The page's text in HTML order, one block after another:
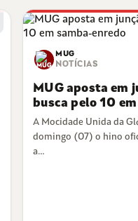
MUG
NOTÍCIAS
MUG aposta em
busca pelo 10
A Mocidade Unida da
domingo (07) o hino
a…